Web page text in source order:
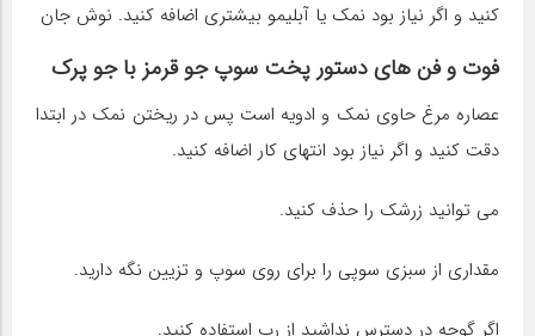
کنید و اگر نیاز بود نمک یا آبلیمو بیشتری اضافه کنید. نوش جان
فوت و فن های دستور پخت سوپ جو قرمز با جو پرک
عصاره مرغ حاوی نمک و ادویه است پس در ریختن نمک در ابتدا
دقت کنید و اگر نیاز بود انتهای کار اضافه کنید.
می توانید زرشک را حذف کنید.
مقداری از سبزی سوپی را برای روی سوپ و تزیین نگه دارید.
اگر گوجه در دسترس نداشید از رب استفاده کنید.